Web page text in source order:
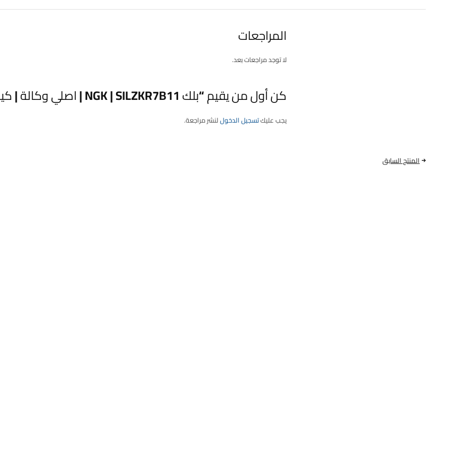
المراجعات
لا توجد مراجعات بعد.
كن أول من يقيم “بلك NGK | SILZKR7B11 | اصلي وكالة | كيا – هونداي”
يجب عليكتسجيل الدخوللنشر مراجعة.
المنتج السابق